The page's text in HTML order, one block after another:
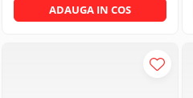
ADAUGA IN COS